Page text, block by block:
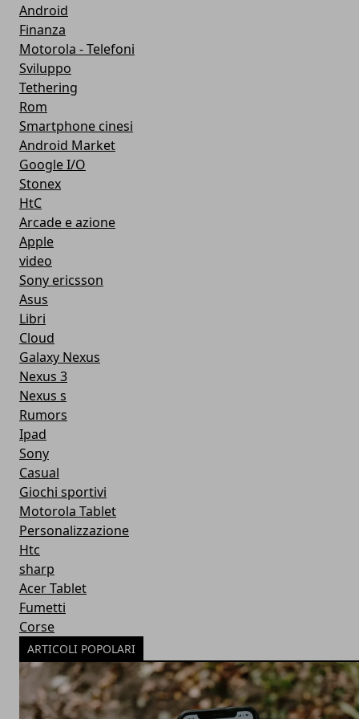
Android
Finanza
Motorola - Telefoni
Sviluppo
Tethering
Rom
Smartphone cinesi
Android Market
Google I/O
Stonex
HtC
Arcade e azione
Apple
video
Sony ericsson
Asus
Libri
Cloud
Galaxy Nexus
Nexus 3
Nexus s
Rumors
Ipad
Sony
Casual
Giochi sportivi
Motorola Tablet
Personalizzazione
Htc
sharp
Acer Tablet
Fumetti
Corse
ARTICOLI POPOLARI